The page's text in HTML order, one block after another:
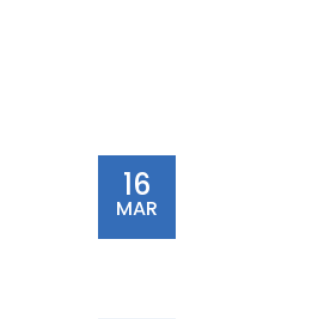
16
MAR